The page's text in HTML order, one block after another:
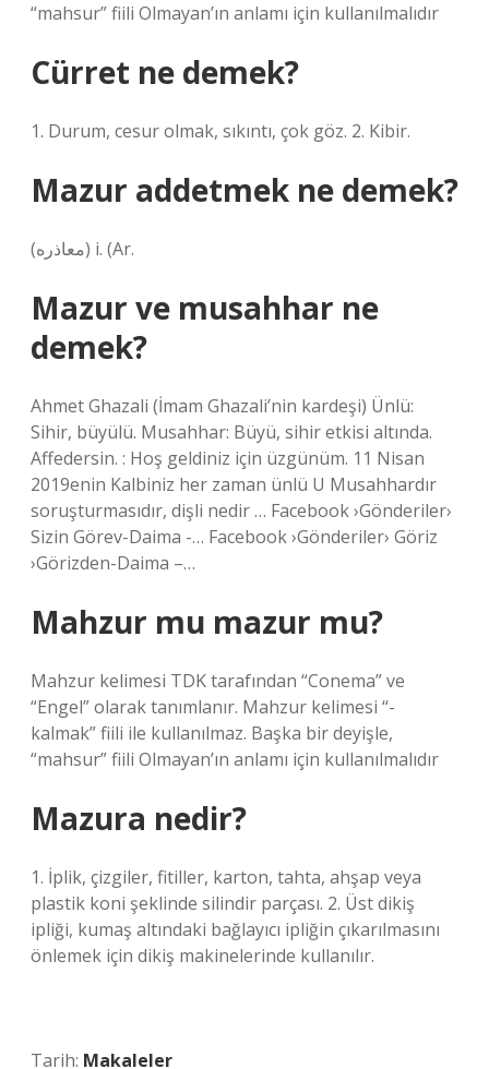
“mahsur” fiili Olmayan’ın anlamı için kullanılmalıdır
Cürret ne demek?
1. Durum, cesur olmak, sıkıntı, çok göz. 2. Kibir.
Mazur addetmek ne demek?
(ﻣﻌﺎﺫﺭﻩ) i. (Ar.
Mazur ve musahhar ne
demek?
Ahmet Ghazali (İmam Ghazali’nin kardeşi) Ünlü:
Sihir, büyülü. Musahhar: Büyü, sihir etkisi altında.
Affedersin. : Hoş geldiniz için üzgünüm. 11 Nisan
2019enin Kalbiniz her zaman ünlü U Musahhardır
soruşturmasıdır, dişli nedir … Facebook ›Gönderiler›
Sizin Görev-Daima -… Facebook ›Gönderiler› Göriz
›Görizden-Daima –…
Mahzur mu mazur mu?
Mahzur kelimesi TDK tarafından “Conema” ve
“Engel” olarak tanımlanır. Mahzur kelimesi “-
kalmak” fiili ile kullanılmaz. Başka bir deyişle,
“mahsur” fiili Olmayan’ın anlamı için kullanılmalıdır
Mazura nedir?
1. İplik, çizgiler, fitiller, karton, tahta, ahşap veya
plastik koni şeklinde silindir parçası. 2. Üst dikiş
ipliği, kumaş altındaki bağlayıcı ipliğin çıkarılmasını
önlemek için dikiş makinelerinde kullanılır.
Tarih: Makaleler